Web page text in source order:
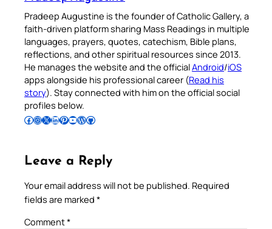
Pradeep Augustine is the founder of Catholic Gallery, a
faith-driven platform sharing Mass Readings in multiple
languages, prayers, quotes, catechism, Bible plans,
reflections, and other spiritual resources since 2013.
He manages the website and the officialAndroid/iOS
apps alongside his professional career (Read his
story). Stay connected with him on the official social
profiles below.
Follow Pradeep on Facebook Follow Pradeep on InstagramFollow Pradeep on X Follow Pradeep on LinkedIn Follow Pradeep on Pinterest Subscribe to Pradeep’s Youtube Channel Follow Pradeep on WordPress Follow Pradeep on GitHub
Leave a Reply
Your email address will not be published. Required
fields are marked *
Comment*